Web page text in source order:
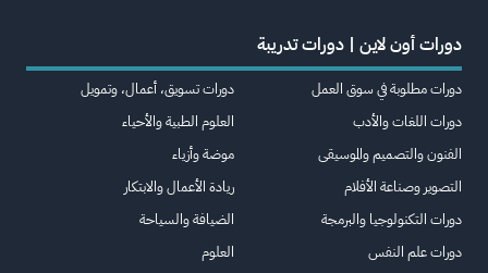
دورات أون لاين | دورات تدريبة
دورات مطلوبة في سوق العمل
دورات اللغات والأدب
الفنون والتصميم والموسيقى
التصوير وصناعة الأفلام
دورات التكنولوجيا والبرمجة
دورات علم النفس
دورات تسويق، أعمال، وتمويل
العلوم الطبية والأحياء
موضة وأزياء
ريادة الأعمال والابتكار
الضيافة والسياحة
العلوم